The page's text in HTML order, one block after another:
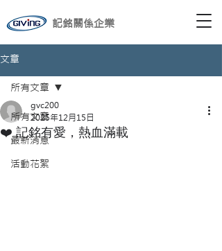
記銘關係企業
文章
所有文章
最新消息
活動花絮
所有文章
❤️ 記銘有愛，熱血滿載
gvc200
2025年12月15日